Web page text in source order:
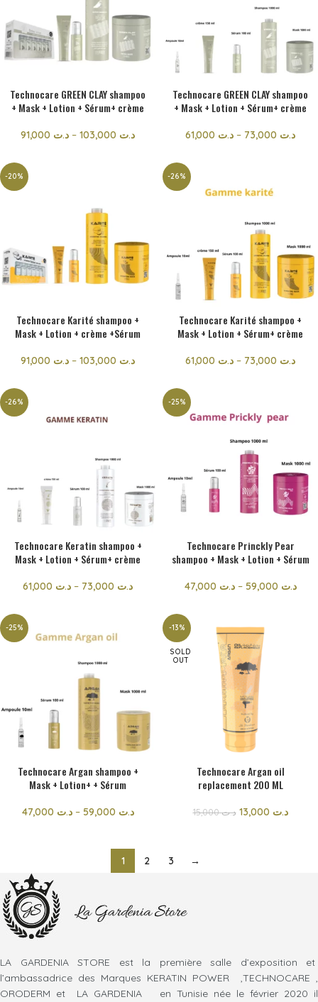
Technocare GREEN CLAY shampoo
+ Mask + Lotion + Sérum+ crème
د.ت – د.ت
Technocare GREEN CLAY shampoo
+ Mask + Lotion + Sérum+ crème
د.ت – د.ت
-20%
Technocare Karité shampoo +
Mask + Lotion + crème +Sérum
د.ت – د.ت
-26%
Technocare Karité shampoo +
Mask + Lotion + Sérum+ crème
د.ت – د.ت
-26%
Technocare Keratin shampoo +
Mask + Lotion + Sérum+ crème
د.ت – د.ت
-25%
Technocare Princkly Pear
shampoo + Mask + Lotion + Sérum
د.ت– د.ت
-25%
Technocare Argan shampoo +
Mask + Lotion+ + Sérum
د.ت– د.ت
-13%
SOLD
OUT
Technocare Argan oil
replacement 200 ML
د.ت15,000 د.ت
1 2 3 →
LA GARDENIA STORE est la première salle d’exposition et
l’ambassadrice des Marques KERATIN POWER ,TECHNOCARE ,
ORODERM et LA GARDENIA en Tunisie née le février 2020 il